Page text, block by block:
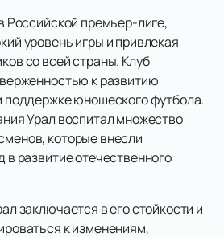
Российской премьер-лиге,
уровень игры и привлекая
со всей страны. Клуб
к развитию
поддержке юношеского футбола.
Урал воспитал множество
которые внесли
в развитие отечественного
заключается в его стойкости и
к изменениям,